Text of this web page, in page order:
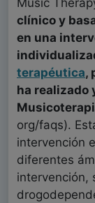
Music
clínico y
en una
terapéutica,
ha realizado
org/faqs).
intervención
diferentes
intervención,